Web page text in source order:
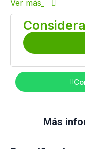
Ver más
Más